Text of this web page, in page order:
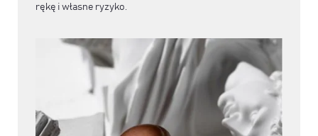
rękę i własne ryzyko.